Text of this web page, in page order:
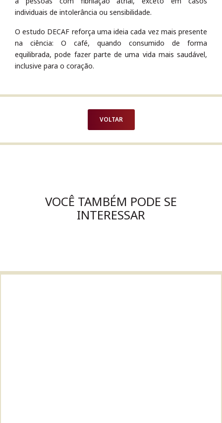
individuais de intolerância ou sensibilidade.
O estudo DECAF reforça uma ideia cada vez mais presente
na ciência: O café, quando consumido de forma
equilibrada, pode fazer parte de uma vida mais saudável,
inclusive para o coração.
VOLTAR
VOCÊ TAMBÉM PODE SE
INTERESSAR